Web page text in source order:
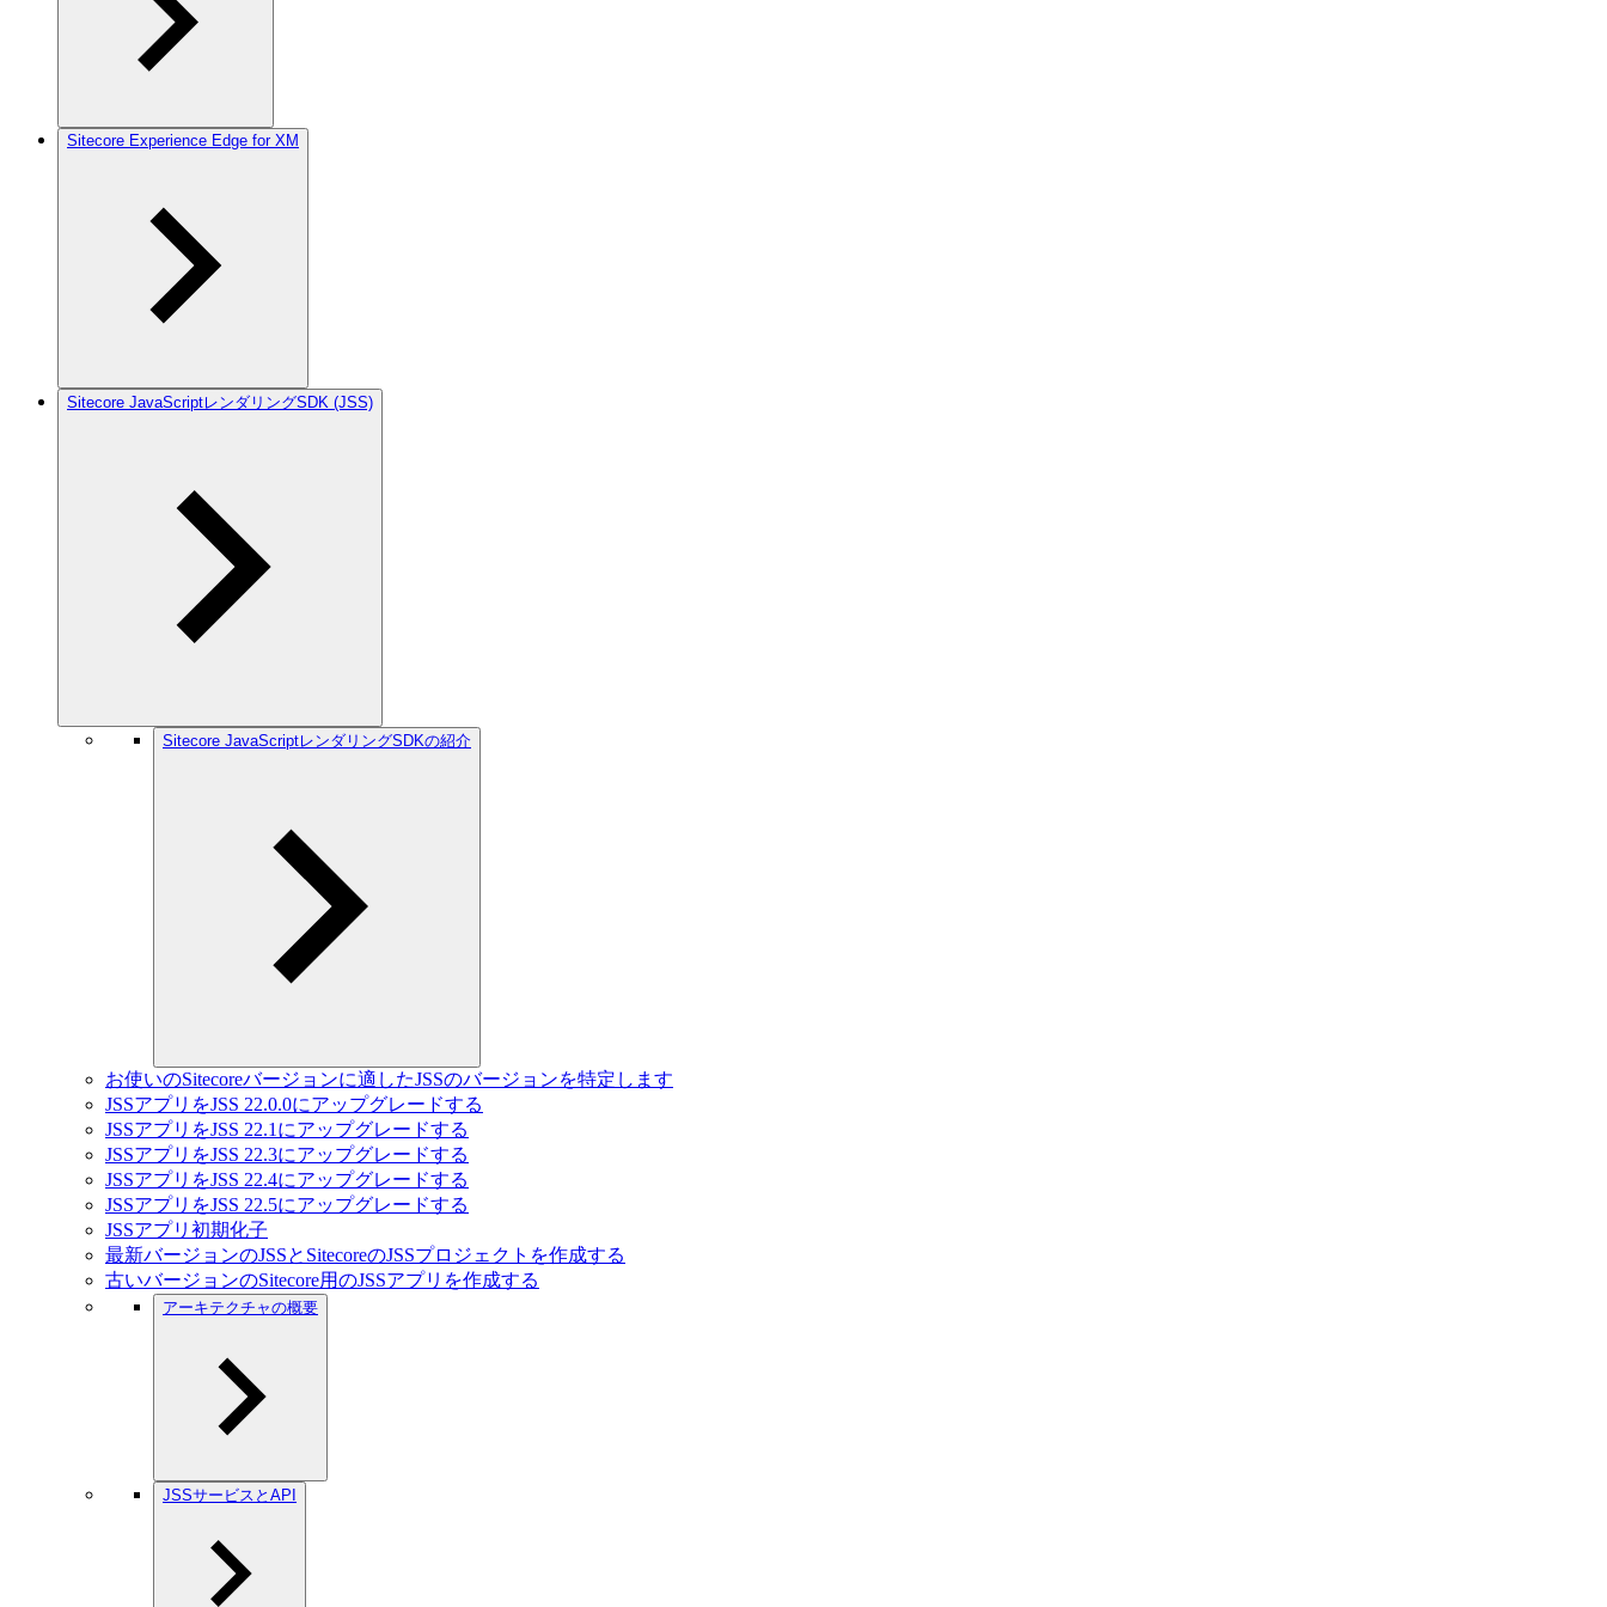
Sitecore Experience Edge for XM
Sitecore JavaScriptレンダリングSDK (JSS)
Sitecore JavaScriptレンダリングSDKの紹介
お使いのSitecoreバージョンに適したJSSのバージョンを特定します
JSSアプリをJSS 22.0.0にアップグレードする
JSSアプリをJSS 22.1にアップグレードする
JSSアプリをJSS 22.3にアップグレードする
JSSアプリをJSS 22.4にアップグレードする
JSSアプリをJSS 22.5にアップグレードする
JSSアプリ初期化子
最新バージョンのJSSとSitecoreのJSSプロジェクトを作成する
古いバージョンのSitecore用のJSSアプリを作成する
アーキテクチャの概要
JSSサービスとAPI